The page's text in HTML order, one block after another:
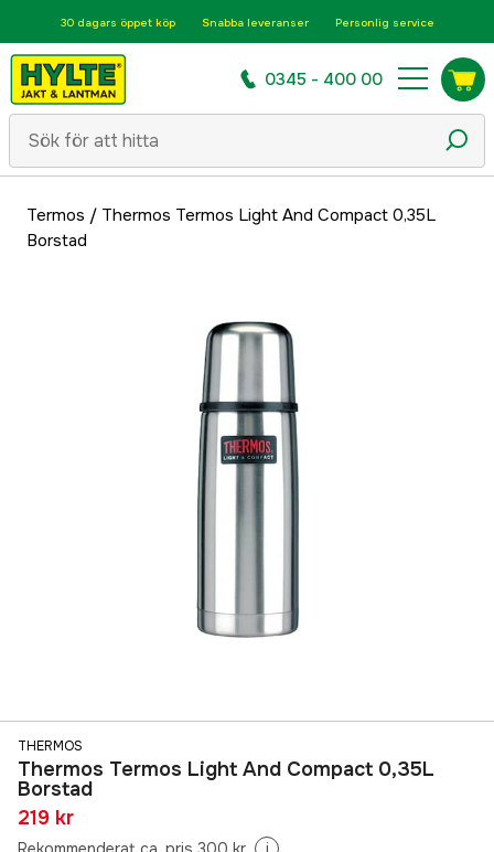
30 dagars öppet köp Snabba leveranser Personlig service
0345 - 400 00
Termos / Thermos Termos Light And Compact 0,35L
Borstad
THERMOS
Thermos Termos Light And Compact 0,35L
Borstad
219 kr